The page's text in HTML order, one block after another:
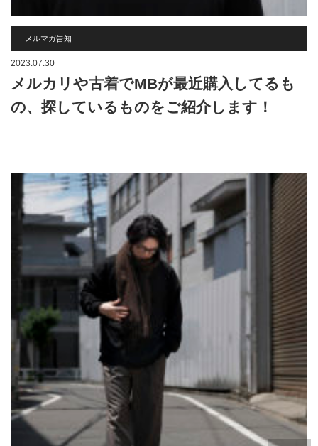
メルマガ告知
2023.07.30
メルカリや古着でMBが最近購入してるも
の、探しているものをご紹介します！